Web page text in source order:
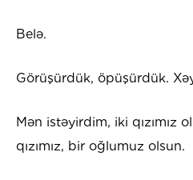
Belə.
Görüşürdük, öpüşürdük.
Mən istəyirdim, iki qızımız
qızımız, bir oğlumuz olsun.